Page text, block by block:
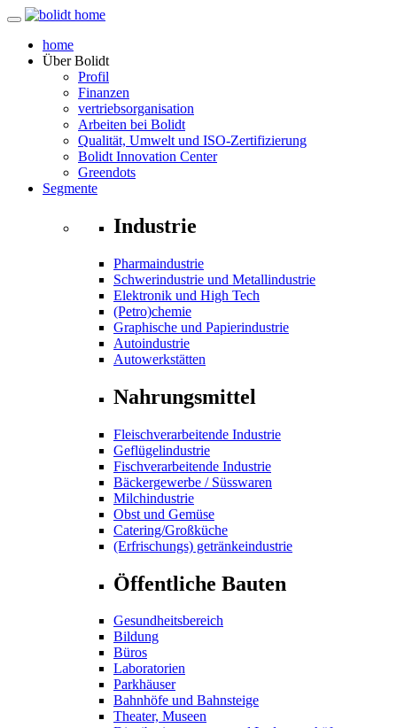
home
ÜberBolidt
Profil
Finanzen
vertriebsorganisation
Arbeiten bei Bolidt
Qualität, Umwelt und ISO-Zertifizierung
Bolidt Innovation Center
Greendots
Segmente
Industrie
Pharmaindustrie
Schwerindustrie und Metallindustrie
Elektronik und High Tech
(Petro)chemie
Graphische und Papierindustrie
Autoindustrie
Autowerkstätten
Nahrungsmittel
Fleischverarbeitende Industrie
Geflügelindustrie
Fischverarbeitende Industrie
Bäckergewerbe / Süsswaren
Milchindustrie
Obst und Gemüse
Catering/Großküche
(Erfrischungs) getränkeindustrie
Öffentliche Bauten
Gesundheitsbereich
Bildung
Büros
Laboratorien
Parkhäuser
Bahnhöfe und Bahnsteige
Theater, Museen